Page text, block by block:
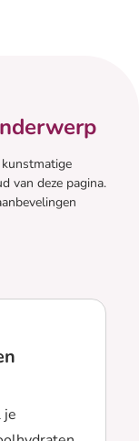
van deze pagina.
je